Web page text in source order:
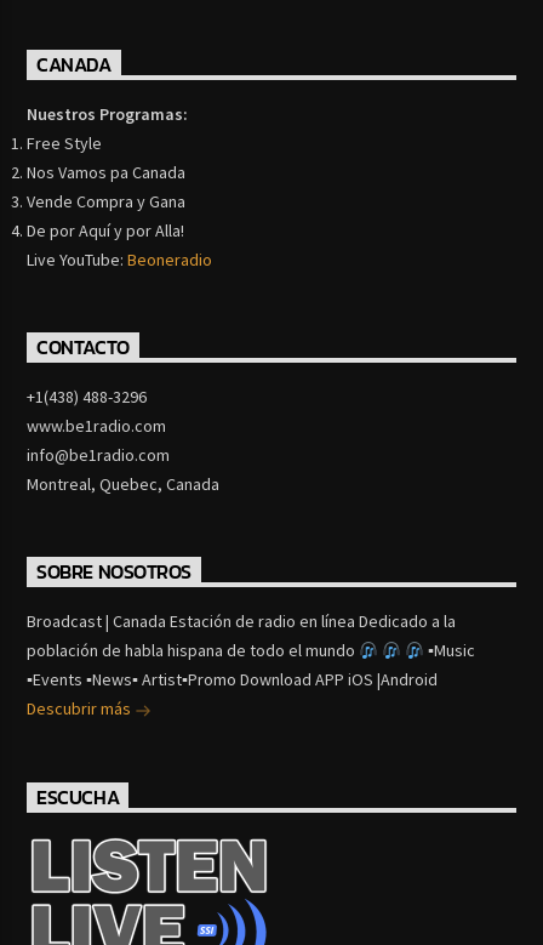
CANADA
Nuestros Programas:
Free Style
Nos Vamos pa Canada
Vende Compra y Gana
De por Aquí y por Alla!
Live YouTube:Beoneradio
CONTACTO
+1(438) 488-3296
www.be1radio.com
info@be1radio.com
Montreal, Quebec, Canada
SOBRE NOSOTROS
Broadcast | Canada Estación de radio en línea Dedicado a la
población de habla hispana de todo el mundo
▪Music
▪Events ▪News▪ Artist▪Promo Download APP iOS |Android
Descubrir más
ESCUCHA